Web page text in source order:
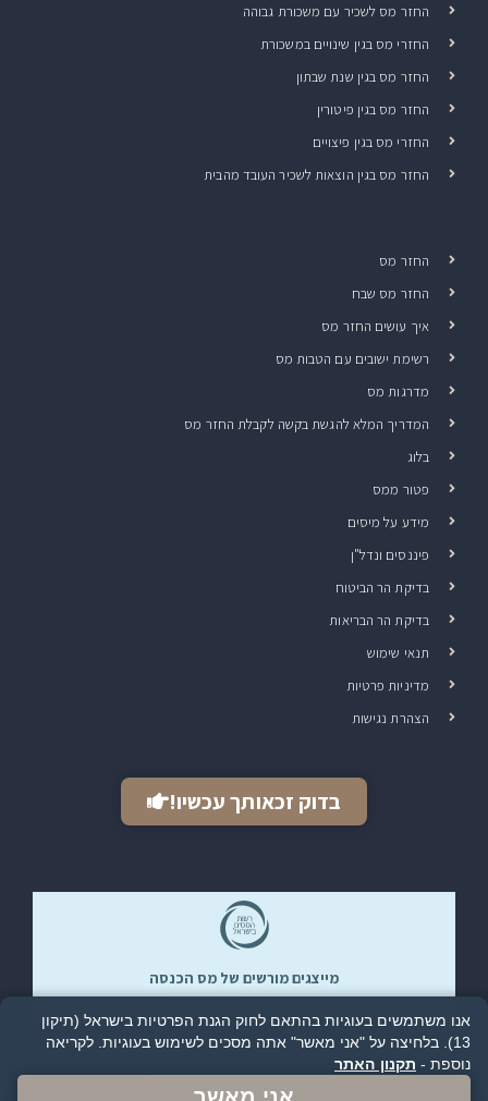
בדיקת זכאות להחזר מס
החזר מס לשכיר עם משכורת גבוהה
החזרי מס בגין שינויים במשכורת
החזר מס בגין שנת שבתון
החזר מס בגין פיטורין
החזרי מס בגין פיצויים
החזר מס בגין הוצאות לשכיר העובד מהבית
החזר מס
החזר מס שבח
איך עושים החזר מס
רשימת ישובים עם הטבות מס
מדרגות מס
המדריך המלא להגשת בקשה לקבלת החזר מס
בלוג
פטור ממס
מידע על מיסים
פיננסים ונדל"ן
בדיקת הר הביטוח
בדיקת הר הבריאות
תנאי שימוש
מדיניות פרטיות
הצהרת נגישות
בדוק זכאותך עכשיו!
מייצגים מורשים של מס הכנסה​
אנו משתמשים בעוגיות בהתאם לחוק הגנת הפרטיות בישראל (תיקון
13). בלחיצה על "אני מאשר" אתה מסכים לשימוש בעוגיות.
לקריאה
נוספת - תקנון האתר